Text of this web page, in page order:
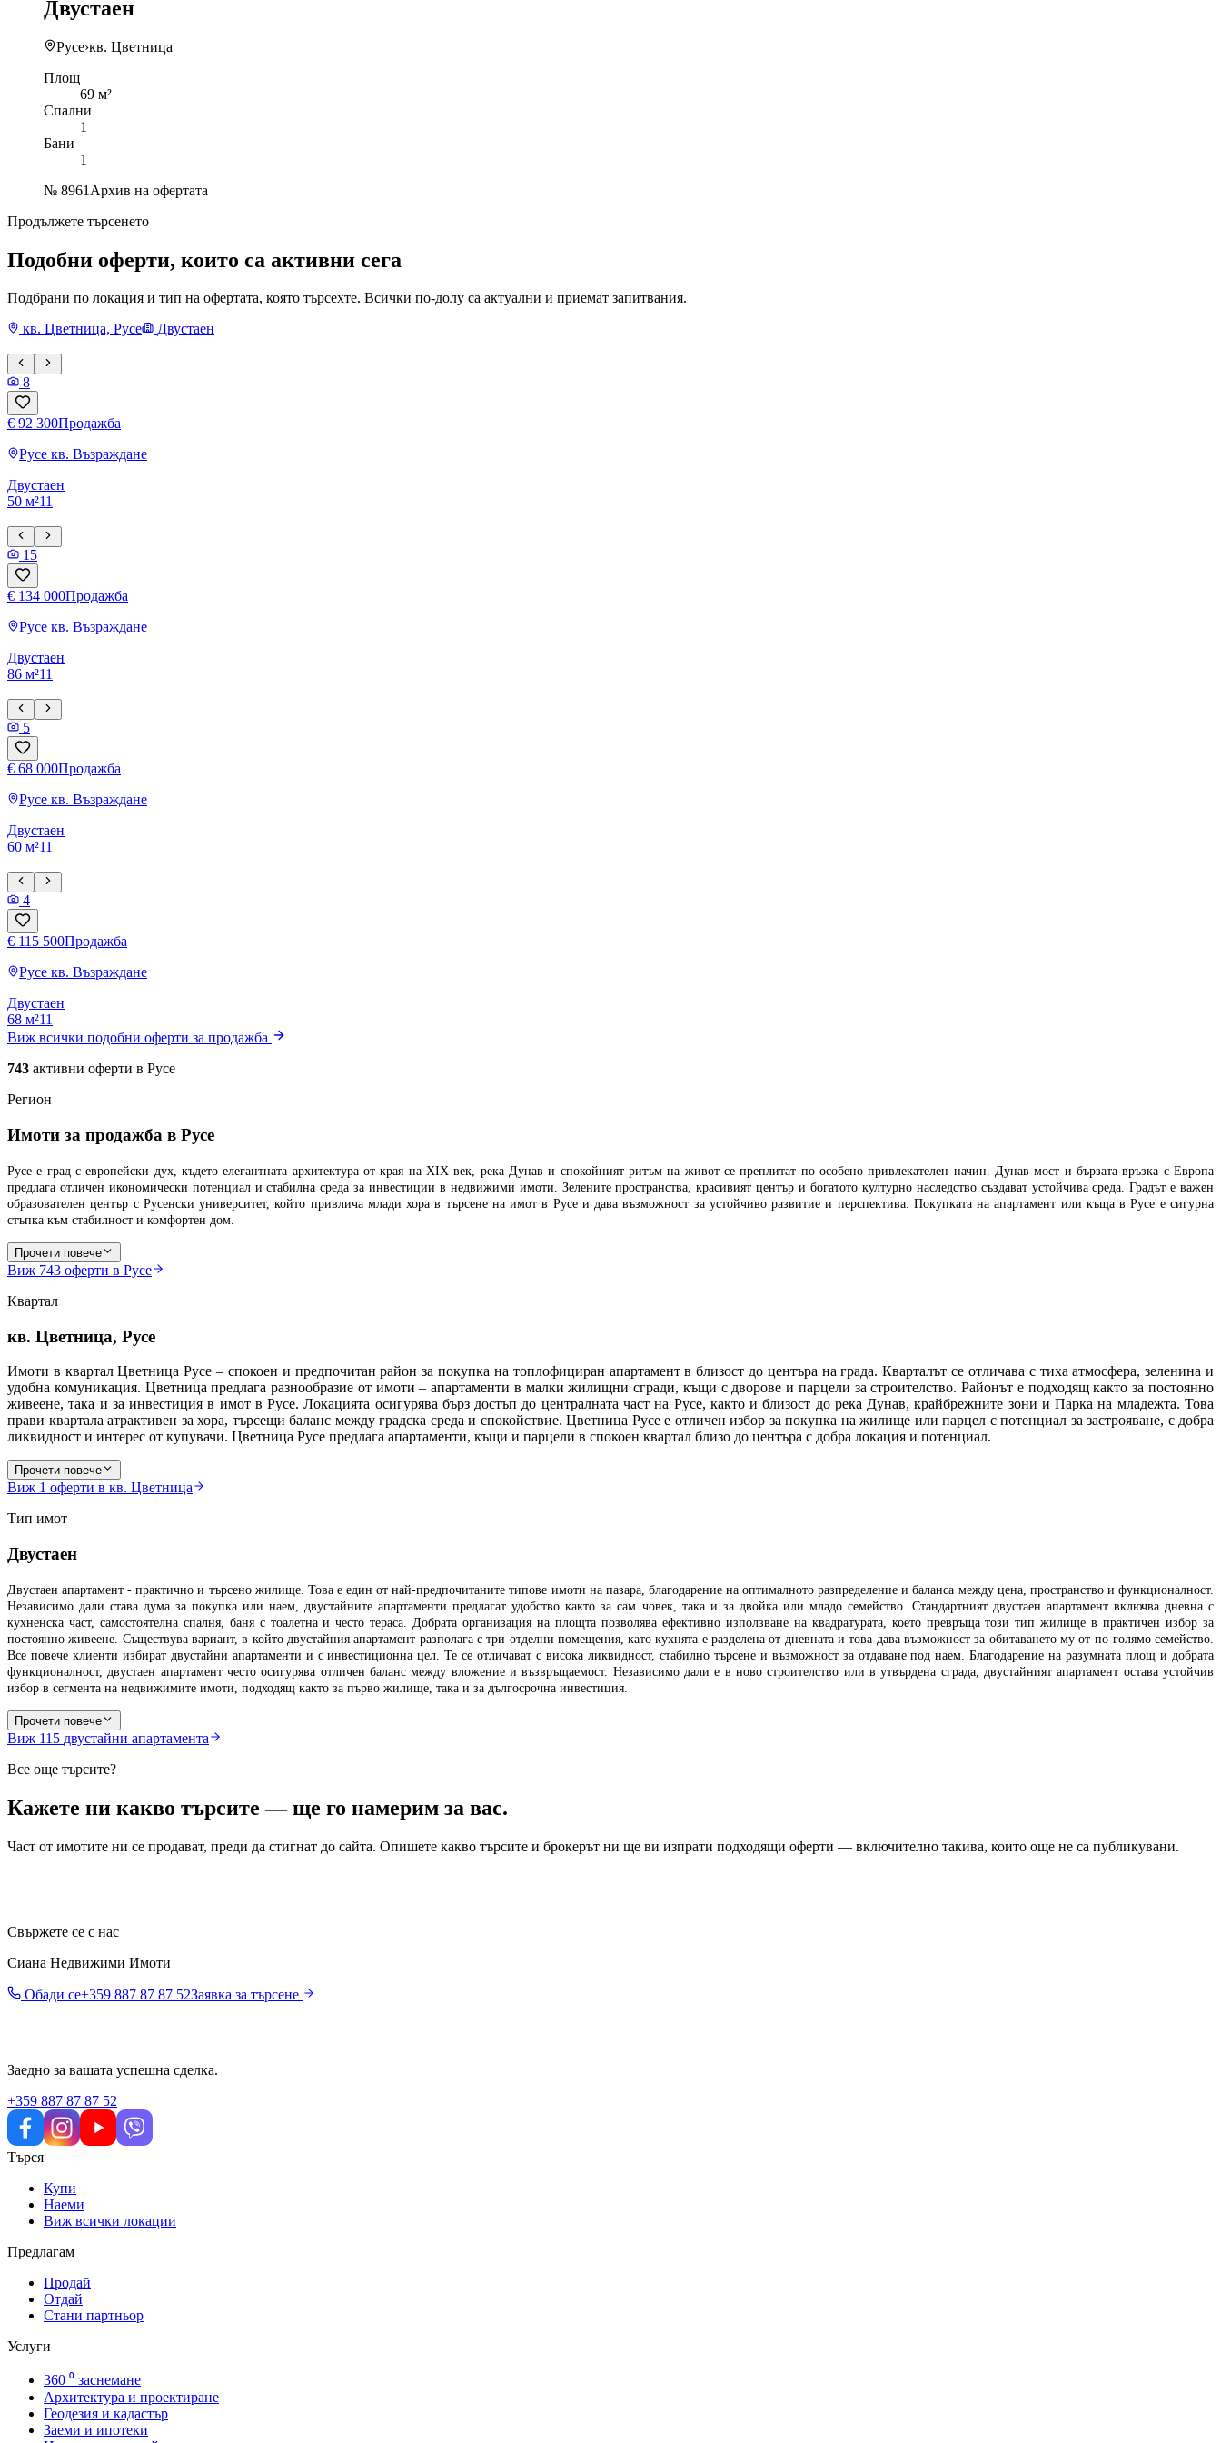
Двустаен
Русе›кв. Цветница
Площ
69 м²
Спални
1
Бани
1
№ 8961 Архив на офертата
Продължете търсенето
Подобни оферти, които са активни сега
Подбрани по локация и тип на офертата, която търсехте. Всички по-долу са актуални и приемат запитвания.
кв. Цветница, Русе
Двустаен
8
€ 92 300Продажба
Русе кв. Възраждане
Двустаен
50 м²11
15
€ 134 000Продажба
Русе кв. Възраждане
Двустаен
86 м²11
5
€ 68 000Продажба
Русе кв. Възраждане
Двустаен
60 м²11
4
€ 115 500Продажба
Русе кв. Възраждане
Двустаен
68 м²11
Виж всички подобни оферти за продажба
743 активни оферти в Русе
Регион
Имоти за продажба в Русе
Русе е град с европейски дух, където елегантната архитектура от края на XIX век, река Дунав и спокойният ритъм на живот се преплитат по особено привлекателен начин. Дунав мост и бързата връзка с Европа
предлага отличен икономически потенциал и стабилна среда за инвестиции в недвижими имоти.
Зелените пространства, красивият център и богатото културно наследство създават устойчива среда. Градът е важен
образователен център с Русенски университет, който привлича млади хора в търсене на имот в Русе и дава възможност за устойчиво развитие и перспектива. Покупката на апартамент или къща в Русе е сигурна
стъпка към стабилност и комфортен дом.
Прочети повече
Виж 743 оферти в Русе
Квартал
кв. Цветница, Русе
Имоти в квартал Цветница Русе – спокоен и предпочитан район за покупка на топлофициран апартамент в близост до центъра на града. Кварталът се отличава с тиха атмосфера, зеленина и
удобна комуникация. Цветница предлага разнообразие от имоти – апартаменти в малки жилищни сгради, къщи с дворове и парцели за строителство. Районът е подходящ както за постоянно
живеене, така и за инвестиция в имот в Русе. Локацията осигурява бърз достъп до централната част на Русе, както и близост до река Дунав, крайбрежните зони и Парка на младежта. Това
прави квартала атрактивен за хора, търсещи баланс между градска среда и спокойствие. Цветница Русе е отличен избор за покупка на жилище или парцел с потенциал за застрояване, с добра
ликвидност и интерес от купувачи. Цветница Русе предлага апартаменти, къщи и парцели в спокоен квартал близо до центъра с добра локация и потенциал.
Прочети повече
Виж 1 оферти в кв. Цветница
Тип имот
Двустаен
Двустаен апартамент - практично и търсено жилище. Това е един от най-предпочитаните типове имоти на пазара, благодарение на оптималното разпределение и баланса между цена, пространство и функционалност.
Независимо дали става дума за покупка или наем, двустайните апартаменти предлагат удобство както за сам човек, така и за двойка или младо семейство. Стандартният двустаен апартамент включва дневна с
кухненска част, самостоятелна спалня, баня с тоалетна и често тераса. Добрата организация на площта позволява ефективно използване на квадратурата, което превръща този тип жилище в практичен избор за
постоянно живеене. Съществува вариант, в който двустайния апартамент разполага с три отделни помещения, като кухнята е разделена от дневната и това дава възможност за обитаването му от по-голямо семейство.
Все повече клиенти избират двустайни апартаменти и с инвестиционна цел. Те се отличават с висока ликвидност, стабилно търсене и възможност за отдаване под наем. Благодарение на разумната площ и добрата
функционалност, двустаен апартамент често осигурява отличен баланс между вложение и възвръщаемост. Независимо дали е в ново строителство или в утвърдена сграда, двустайният апартамент остава устойчив
избор в сегмента на недвижимите имоти, подходящ както за първо жилище, така и за дългосрочна инвестиция.
Прочети повече
Виж 115 двустайни апартамента
Все още търсите?
Кажете ни какво търсите — ще го намерим за вас.
Част от имотите ни се продават, преди да стигнат до сайта. Опишете какво търсите и брокерът ни ще ви изпрати подходящи оферти — включително такива, които още не са публикувани.
Свържете се с нас
Сиана Недвижими Имоти
Обади се+359 887 87 87 52Заявка за търсене
Заедно за вашата успешна сделка.
+359 887 87 87 52
Търся
Купи
Наеми
Виж всички локации
Предлагам
Продай
Отдай
Стани партньор
Услуги
360 ⁰ заснемане
Архитектура и проектиране
Геодезия и кадастър
Заеми и ипотеки